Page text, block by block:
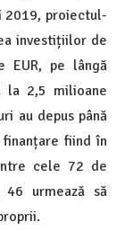
2019, proiectul-
investițiilor de
EUR, pe lângă
la 2,5 milioane
au depus până
fiind în
cele 72 de
urmează să